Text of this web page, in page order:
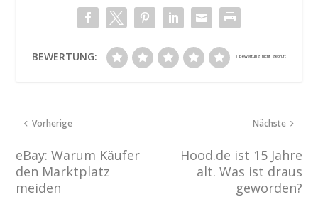
BEWERTUNG:
Vorherige
eBay: Warum Käufer
den Marktplatz
meiden
Nächste
Hood.de ist 15 Jahre
alt. Was ist draus
geworden?